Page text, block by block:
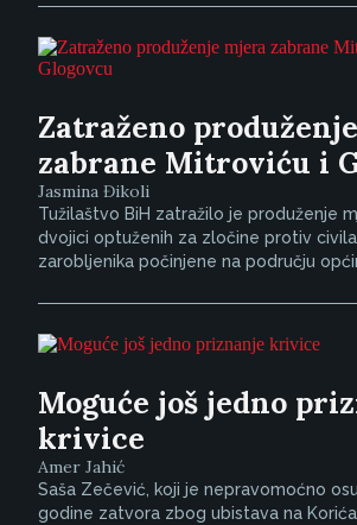
Zatraženo
zabrane Mitroviću i
Jasmina Đikoli
Tužilaštvo BiH zatražilo je produženje
dvojici optuženih za zločine protiv
zarobljenika počinjene na području
Moguće još jedno
krivice
Amer Jahić
Saša Zečević, koji je nepravomoćno
godine zatvora zbog ubistava na